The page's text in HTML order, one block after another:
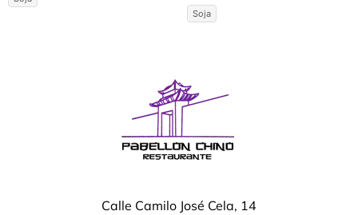
Soja
Calle Camilo José Cela, 14